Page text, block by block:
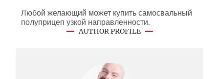
Любой желающий может купить самосвальный
полуприцеп узкой направленности.
AUTHOR PROFILE